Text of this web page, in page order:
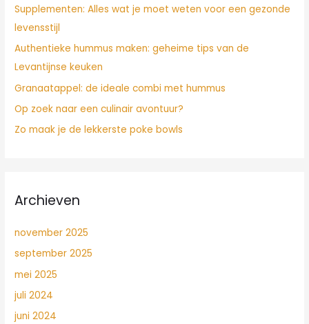
a
r
:
Supplementen: Alles wat je moet weten voor een gezonde
levensstijl
Authentieke hummus maken: geheime tips van de
Levantijnse keuken
Granaatappel: de ideale combi met hummus
Op zoek naar een culinair avontuur?
Zo maak je de lekkerste poke bowls
Archieven
november 2025
september 2025
mei 2025
juli 2024
juni 2024